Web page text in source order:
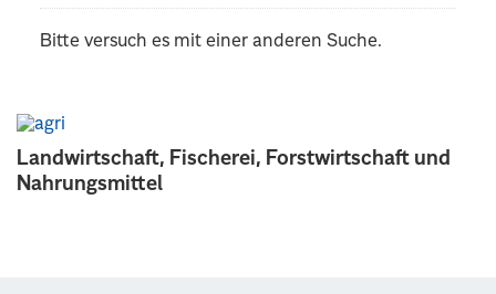
Landwirtschaft, Fischerei, Forstwirtschaft und
Nahrungsmittel
Bitte versuch es mit einer anderen Suche.